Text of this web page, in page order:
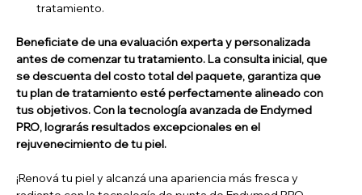
tratamiento.
Beneficiate de una evaluación experta y personalizada
antes de comenzar tu tratamiento. La consulta inicial, que
se descuenta del costo total del paquete, garantiza que
tu plan de tratamiento esté perfectamente alineado con
tus objetivos. Con la tecnología avanzada de Endymed
PRO, lograrás resultados excepcionales en el
rejuvenecimiento de tu piel.
¡Renová tu piel y alcanzá una apariencia más fresca y